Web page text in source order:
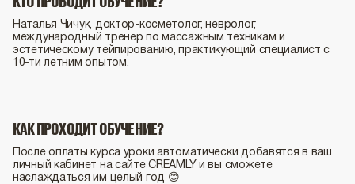
Наталья Чичук, доктор-косметолог, невролог,
международный тренер по массажным техникам и
эстетическому тейпированию, практикующий специалист с
10-ти летним опытом.
КАК ПРОХОДИТ ОБУЧЕНИЕ?
После оплаты курса уроки автоматически добавятся в ваш
личный кабинет на сайте CREAMLY и вы сможете
наслаждаться им целый год 😊